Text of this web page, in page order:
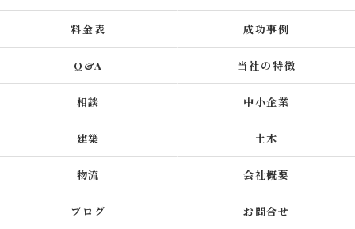
料金表 成功事例
Q&A 当社の特徴
相談 中小企業
建築 土木
物流 会社概要
ブログ お問合せ